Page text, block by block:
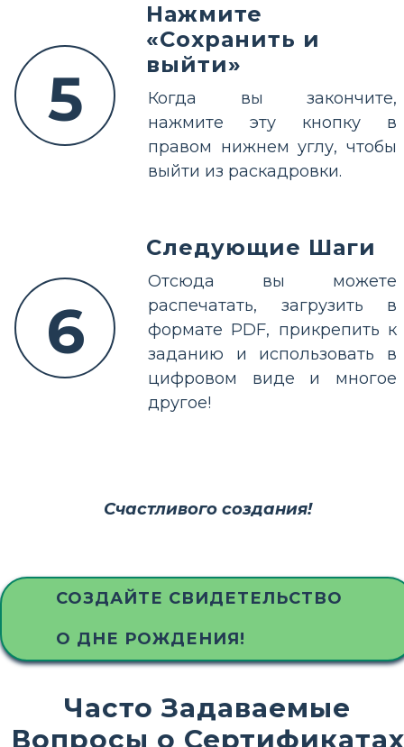
5
Нажмите
«Сохранить и
выйти»
Когда вы закончите,
нажмите эту кнопку в
правом нижнем углу, чтобы
выйти из раскадровки.
6
Следующие Шаги
Отсюда вы можете
распечатать, загрузить в
формате PDF, прикрепить к
заданию и использовать в
цифровом виде и многое
другое!
Счастливого создания!
СОЗДАЙТЕ СВИДЕТЕЛЬСТВО
О ДНЕ РОЖДЕНИЯ!
Часто Задаваемые
Вопросы о Сертификатах